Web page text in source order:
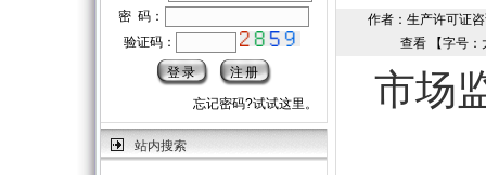
密 码：
验证码：
忘记密码?试试这里。
站内搜索
作者：生产许可证
查看 【字号：
市场